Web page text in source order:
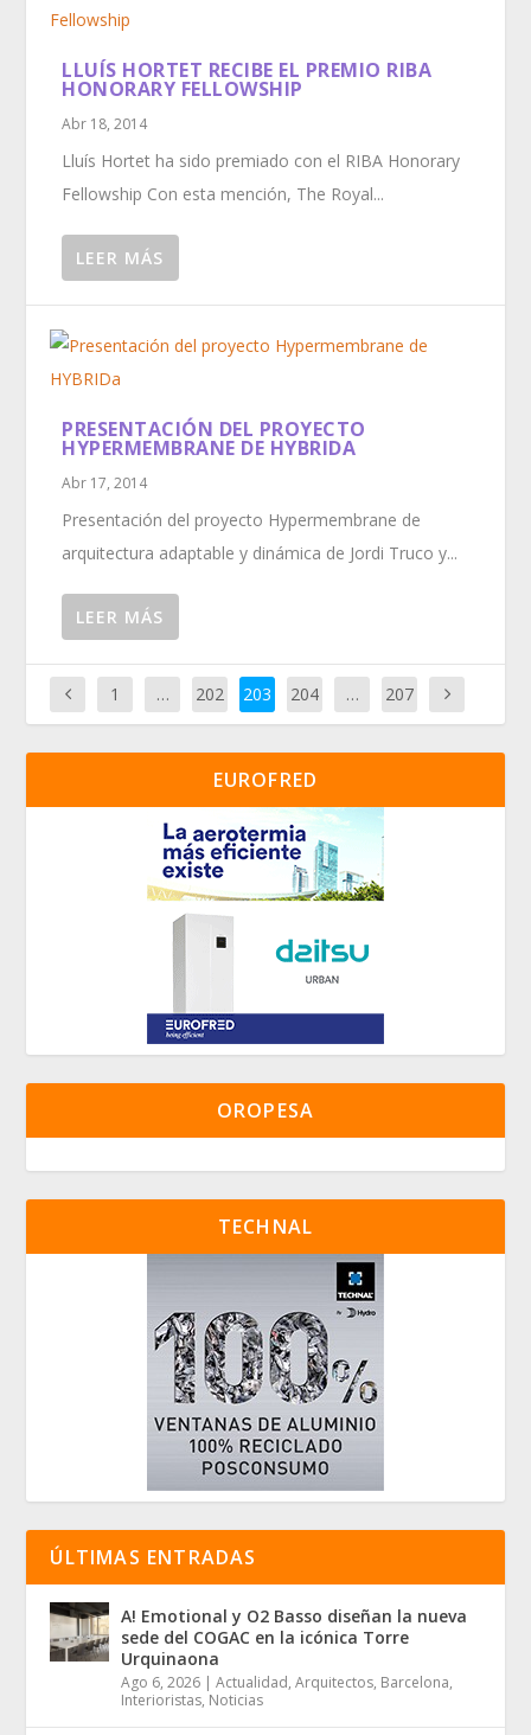
LLUÍS HORTET RECIBE EL PREMIO RIBA
HONORARY FELLOWSHIP
Abr 18, 2014
Lluís Hortet ha sido premiado con el RIBA Honorary
Fellowship Con esta mención, The Royal...
LEER MÁS
PRESENTACIÓN DEL PROYECTO
HYPERMEMBRANE DE HYBRIDA
Abr 17, 2014
Presentación del proyecto Hypermembrane de
arquitectura adaptable y dinámica de Jordi Truco y...
LEER MÁS
1 … 202 203 204 … 207
EUROFRED
OROPESA
TECHNAL
ÚLTIMAS ENTRADAS
A! Emotional y O2 Basso diseñan la nueva
sede del COGAC en la icónica Torre
Urquinaona
Ago 6, 2026 |Actualidad,Arquitectos, Barcelona,
Interioristas, Noticias